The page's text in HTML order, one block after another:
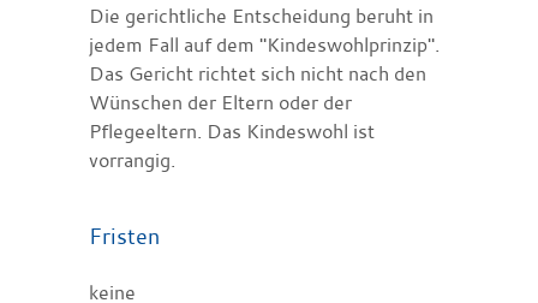
Die gerichtliche Entscheidung beruht in
jedem Fall auf dem "Kindeswohlprinzip".
Das Gericht richtet sich nicht nach den
Wünschen der Eltern oder der
Pflegeeltern. Das Kindeswohl ist
vorrangig.
Fristen
keine